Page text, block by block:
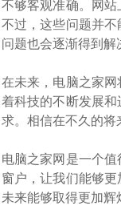
不够客观准确。网站
不过，这些问题并
问题也会逐渐得到解
在未来，电脑之家
着科技的不断发展
求。相信在不久的将
电脑之家网是一个
窗户，让我们能够
未来能够取得更加辉